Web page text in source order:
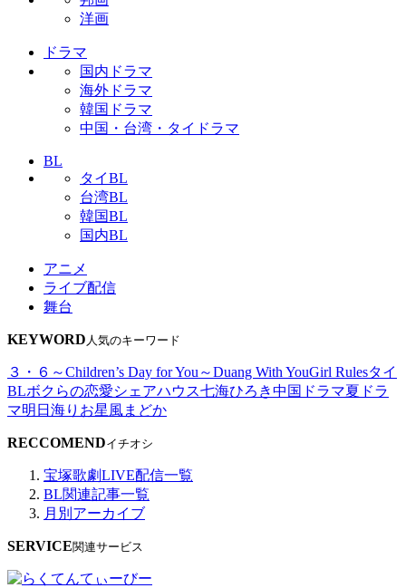
洋画
ドラマ
国内ドラマ
海外ドラマ
韓国ドラマ
中国・台湾・タイドラマ
BL
タイBL
台湾BL
韓国BL
国内BL
アニメ
ライブ配信
舞台
KEYWORD 人気のキーワード
３・６～Children’s Day for You～Duang With YouGirl Rulesタイ
BLボクらの恋愛シェアハウス七海ひろき中国ドラマ夏ドラ
マ明日海りお星風まどか
RECCOMENDイチオシ
宝塚歌劇LIVE配信一覧
BL関連記事一覧
月別アーカイブ
SERVICE関連サービス